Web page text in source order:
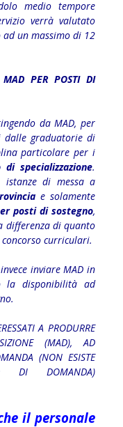
medio tempore
verrà valutato
un massimo di 12
MAD PER POSTI DI
da MAD, per
dalle graduatorie di
particolare per i
specializzazione.
di messa a
e solamente
posti di sostegno,
differenza di quanto
curriculari.
inviare MAD in
la disponibilità ad
A PRODURRE
(MAD), AD
(NON ESISTE
DI DOMANDA)
il personale